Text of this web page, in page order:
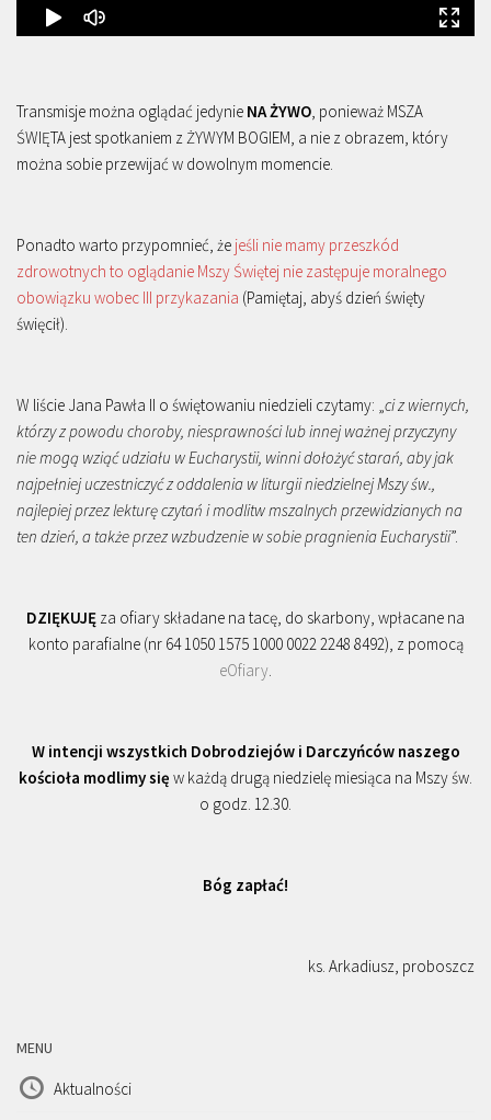
Transmisje można oglądać jedynie NA ŻYWO, ponieważ MSZA
ŚWIĘTA jest spotkaniem z ŻYWYM BOGIEM, a nie z obrazem, który
można sobie przewijać w dowolnym momencie.
Ponadto warto przypomnieć, że jeśli nie mamy przeszkód
zdrowotnych to oglądanie Mszy Świętej nie zastępuje moralnego
obowiązku wobec III przykazania (Pamiętaj, abyś dzień święty
święcił).
W liście Jana Pawła II o świętowaniu niedzieli czytamy: „ci z wiernych,
którzy z powodu choroby, niesprawności lub innej ważnej przyczyny
nie mogą wziąć udziału w Eucharystii, winni dołożyć starań, aby jak
najpełniej uczestniczyć z oddalenia w liturgii niedzielnej Mszy św.,
najlepiej przez lekturę czytań i modlitw mszalnych przewidzianych na
ten dzień, a także przez wzbudzenie w sobie pragnienia Eucharystii”.
DZIĘKUJĘ za ofiary składane na tacę, do skarbony, wpłacane na
konto parafialne (nr 64 1050 1575 1000 0022 2248 8492), z pomocą
eOfiary.
W intencji wszystkich Dobrodziejów i Darczyńców naszego
kościoła modlimy się w każdą drugą niedzielę miesiąca na Mszy św.
o godz. 12.30.
Bóg zapłać!
ks. Arkadiusz, proboszcz
MENU
Aktualności